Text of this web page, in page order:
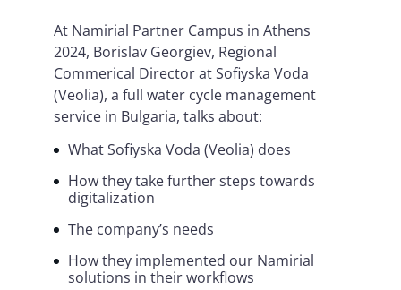
At Namirial Partner Campus in Athens
2024, Borislav Georgiev, Regional
Commerical Director at Sofiyska Voda
(Veolia), a full water cycle management
service in Bulgaria, talks about:
What Sofiyska Voda (Veolia) does
How they take further steps towards
digitalization
The company’s needs
How they implemented our Namirial
solutions in their workflows